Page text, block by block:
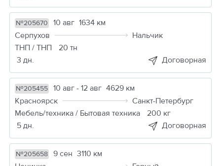
№205670 10 авг 1634 км
Серпухов
Нальчик
ТНП / ТНП
20 тн
3 дн.
Договорная
№205455 10 авг - 12 авг 4629 км
Красноярск
Санкт-Петербург
Мебель/техника / Бытовая техника
200 кг
5 дн.
Договорная
№205658 9 сен 3110 км